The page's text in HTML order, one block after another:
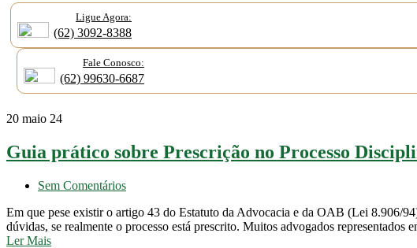
Ligue Agora:
(62) 3092-8388
Fale Conosco:
(62) 99630-6687
20 maio 24
Guia prático sobre Prescrição no Processo
Sem Comentários
Em que pese existir o artigo 43 do Estatuto da Advocacia e da OAB (Lei 8.906/
dúvidas, se realmente o processo está prescrito. Muitos advogados representados
Ler Mais